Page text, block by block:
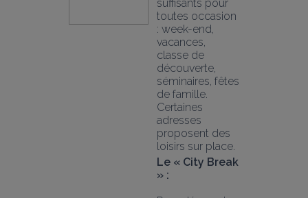
suffisants pour
toutes occasion
: week-end,
vacances,
classe de
découverte,
séminaires, fêtes
de famille.
Certaines
adresses
proposent des
loisirs sur place.
Le « City Break
» :